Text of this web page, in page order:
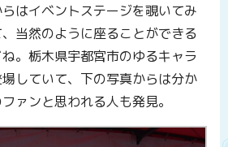
はイベントステージを覗いてみ
当然のように座ることができる
。栃木県宇都宮市のゆるキャラ
していて、下の写真からは分か
ァンと思われる人も発見。